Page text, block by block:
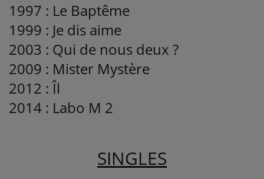
Se connecter
1997 : Le Baptême
1999 : Je dis aime
2003 : Qui de nous deux ?
2009 : Mister Mystère
2012 : Îl
2014 : Labo M 2
SINGLES